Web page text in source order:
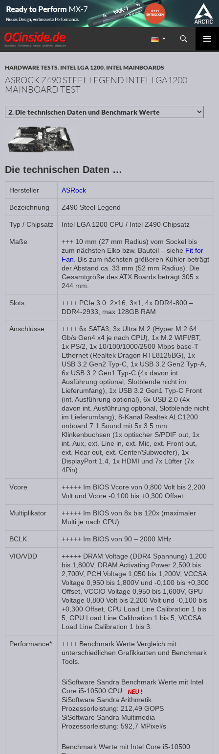
Redaktion ocinside.de PC Hardware Portal
Suchen
ZUM INHALT SPRINGEN
HARDWARE TESTS, INTEL LGA 1200, INTEL MAINBOARDS
ASROCK Z490 STEEL LEGEND INTEL LGA1200
MAINBOARD TEST
Die technischen Daten …
Hersteller ASRock
Bezeichnung Z490 Steel Legend
Typ / Chipsatz Intel LGA 1200 CPU / Intel Z490 Chipsatz
Maße
+++ 10 mm (27 mm Radius) vom Sockel bis
zum nächsten Elko bzw. Bauteil – siehe Fit for
Fan. Bis zum nächsten größeren Kühler beträgt
der Abstand ca. 33 mm (52 mm Radius). Die
Gesamtgröße des ATX Boards beträgt 305 x
244 mm.
Slots
++++ PCIe 3.0: 2×16, 3×1, 4x DDR4-800 –
DDR4-2933, max 128GB RAM
Anschlüsse
++++ 6x SATA3, 3x Ultra M.2 (Hyper M.2 64
Gb/s Gen4 x4 je nach CPU), 1x M.2 WIFI/BT,
1x PS/2, 1x 10/100/1000/2500 Mbps base-T
Ethernet (Realtek Dragon RTL8125BG), 1x
USB 3.2 Gen2 Typ-C, 1x USB 3.2 Gen2 Typ-A,
6x USB 3.2 Gen1 Typ-C (4x davon int.
Ausführung optional, Slotblende nicht im
Lieferumfang), 1x USB 3.2 Gen1 Typ-C Front
(int. Ausführung optional), 6x USB 2.0 (4x
davon int. Ausführung optional, Slotblende nicht
im Lieferumfang), 8-Kanal Realtek ALC1200
onboard 7.1 Sound mit 5x 3.5 mm
Klinkenbuchsen (1x optischer S/PDIF out, 1x
int. Aux, ext. Line in, ext. Mic, ext. Front out,
ext. Rear out, ext. Center/Subwoofer), 1x
DisplayPort 1.4, 1x HDMI und 7x Lüfter (7x
4Pin).
Vcore
+++++ Im BIOS Vcore von 0,800 Volt bis 2,200
Volt und Vcore -0,100 bis +0,300 Offset
Multiplikator
+++++ Im BIOS von 8x bis 120x (maximaler
Multi je nach CPU)
BCLK +++++ Im BIOS von 90 – 2000 MHz
VIO/VDD
+++++ DRAM Voltage (DDR4 Spannung) 1,200
bis 1,800V, DRAM Activating Power 2,500 bis
2,700V, PCH Voltage 1,050 bis 1,200V, VCCSA
Voltage 0,950 bis 1,800V und -0,100 bis +0,300
Offset, VCCIO Voltage 0,950 bis 1,600V, GPU
Voltage 0,800 Volt bis 2,200 Volt und -0,100 bis
+0,300 Offset, CPU Load Line Calibration 1 bis
5, GPU Load Line Calibration 1 bis 5, VCCSA
Load Line Calibration 1 bis 3.
Performance*
++++ Benchmark Werte Vergleich mit
unterschiedlichen Grafikkarten und Benchmark
Tools.
SiSoftware Sandra Benchmark Werte mit Intel
Core i5-10500 CPU.
SiSoftware Sandra Arithmetik
Prozessorleistung: 212,49 GOPS
SiSoftware Sandra Multimedia
Prozessorleistung: 592,7 MPixel/s
Benchmark Werte mit Intel Core i5-10500